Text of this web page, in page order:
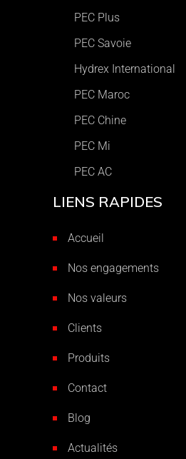
PEC Plus
PEC Savoie
Hydrex International
PEC Maroc
PEC Chine
PEC Mi
PEC AC
LIENS RAPIDES
Accueil
Nos engagements
Nos valeurs
Clients
Produits
Contact
Blog
Actualités